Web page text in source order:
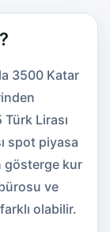
3500 Katar
Lirası
spot piyasa
gösterge kur
ve
olabilir.